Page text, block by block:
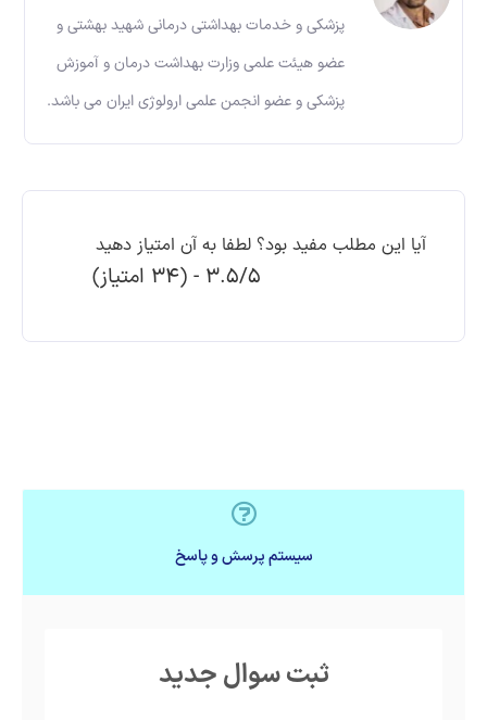
پزشکی و خدمات بهداشتی درمانی شهید بهشتی و
عضو هیئت علمی وزارت بهداشت درمان و آموزش
پزشکی و عضو انجمن علمی ارولوژی ایران می باشد.
آیا این مطلب مفید بود؟ لطفا به آن امتیاز دهید
3.5/5 - (34 امتیاز)
سیستم پرسش و پاسخ
ثبت سوال جدید